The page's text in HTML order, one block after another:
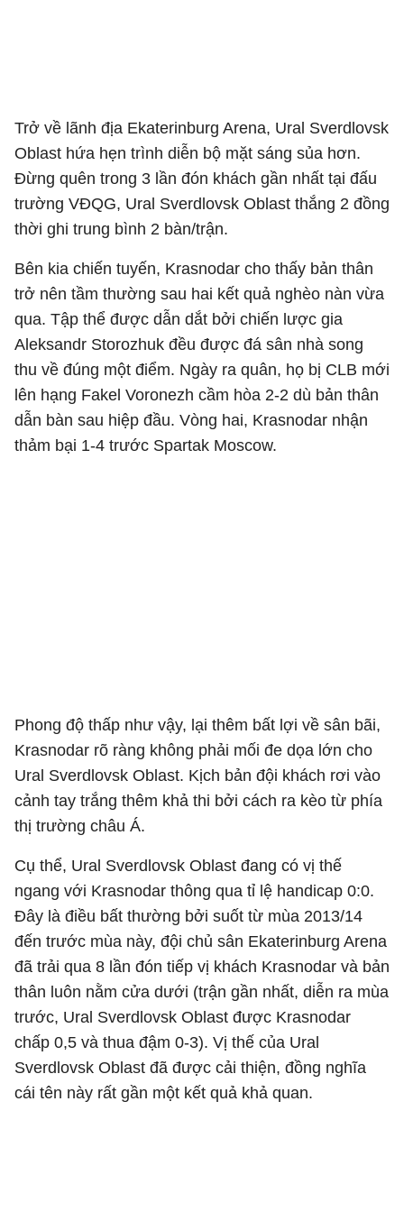
Trở về lãnh địa Ekaterinburg Arena, Ural Sverdlovsk
Oblast hứa hẹn trình diễn bộ mặt sáng sủa hơn.
Đừng quên trong 3 lần đón khách gần nhất tại đấu
trường VĐQG, Ural Sverdlovsk Oblast thắng 2 đồng
thời ghi trung bình 2 bàn/trận.
Bên kia chiến tuyến, Krasnodar cho thấy bản thân
trở nên tầm thường sau hai kết quả nghèo nàn vừa
qua. Tập thể được dẫn dắt bởi chiến lược gia
Aleksandr Storozhuk đều được đá sân nhà song
thu về đúng một điểm. Ngày ra quân, họ bị CLB mới
lên hạng Fakel Voronezh cầm hòa 2-2 dù bản thân
dẫn bàn sau hiệp đầu. Vòng hai, Krasnodar nhận
thảm bại 1-4 trước Spartak Moscow.
Phong độ thấp như vậy, lại thêm bất lợi về sân bãi,
Krasnodar rõ ràng không phải mối đe dọa lớn cho
Ural Sverdlovsk Oblast. Kịch bản đội khách rơi vào
cảnh tay trắng thêm khả thi bởi cách ra kèo từ phía
thị trường châu Á.
Cụ thể, Ural Sverdlovsk Oblast đang có vị thế
ngang với Krasnodar thông qua tỉ lệ handicap 0:0.
Đây là điều bất thường bởi suốt từ mùa 2013/14
đến trước mùa này, đội chủ sân Ekaterinburg Arena
đã trải qua 8 lần đón tiếp vị khách Krasnodar và bản
thân luôn nằm cửa dưới (trận gần nhất, diễn ra mùa
trước, Ural Sverdlovsk Oblast được Krasnodar
chấp 0,5 và thua đậm 0-3). Vị thế của Ural
Sverdlovsk Oblast đã được cải thiện, đồng nghĩa
cái tên này rất gần một kết quả khả quan.